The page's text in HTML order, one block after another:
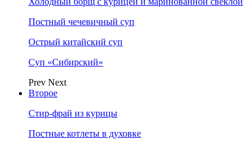
Постный чечевичный суп
Острый китайский суп
Суп «Сибирский»
Prev Next
Второе
Стир-фрай из курицы
Постные котлеты в духовке